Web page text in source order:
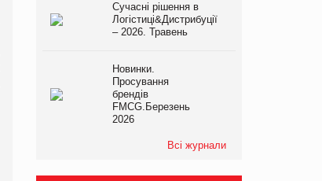
Сучасні рішення в
Логістиці&Дистрибуції
– 2026. Травень
Новинки.
Просування
брендів
FMCG.Березень
2026
Всі журнали